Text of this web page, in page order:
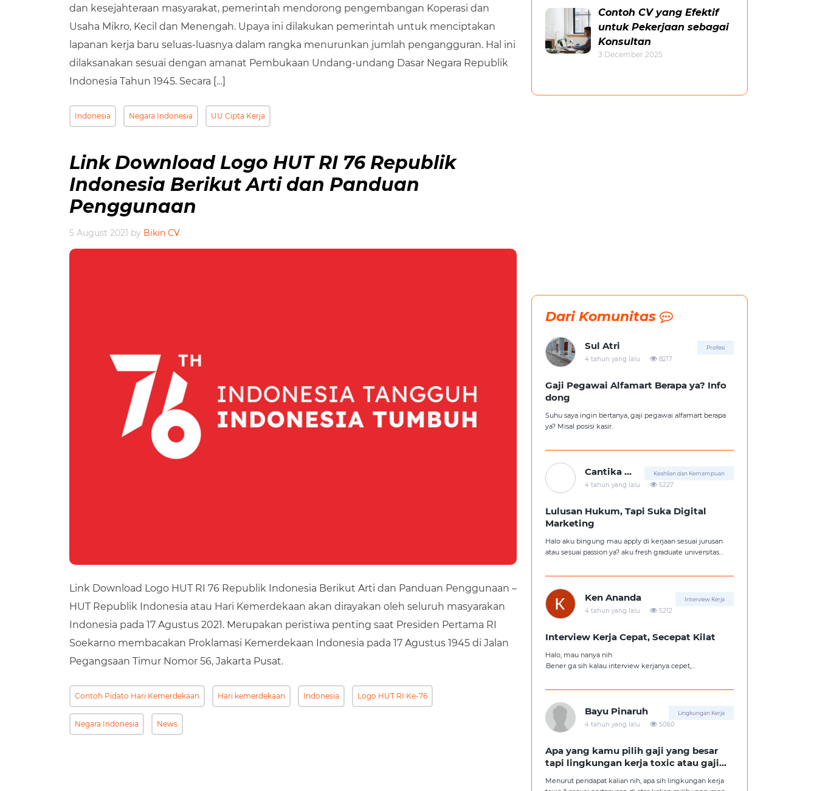
dan kesejahteraan masyarakat, pemerintah mendorong pengembangan Koperasi dan
Usaha Mikro, Kecil dan Menengah. Upaya ini dilakukan pemerintah untuk menciptakan
lapanan kerja baru seluas-luasnya dalam rangka menurunkan jumlah pengangguran. Hal ini
dilaksanakan sesuai dengan amanat Pembukaan Undang-undang Dasar Negara Republik
Indonesia Tahun 1945. Secara […]
Indonesia Negara Indonesia UU Cipta Kerja
Link Download Logo HUT RI 76 Republik
Indonesia Berikut Arti dan Panduan
Penggunaan
5 August 2021 by Bikin CV
Link Download Logo HUT RI 76 Republik Indonesia Berikut Arti dan Panduan Penggunaan –
HUT Republik Indonesia atau Hari Kemerdekaan akan dirayakan oleh seluruh masyarakan
Indonesia pada 17 Agustus 2021. Merupakan peristiwa penting saat Presiden Pertama RI
Soekarno membacakan Proklamasi Kemerdekaan Indonesia pada 17 Agustus 1945 di Jalan
Pegangsaan Timur Nomor 56, Jakarta Pusat.
Contoh Pidato Hari Kemerdekaan Hari kemerdekaan Indonesia Logo HUT RI Ke-76
Negara Indonesia News
Contoh CV yang Efektif
untuk Pekerjaan sebagai
Konsultan
3 December 2025
Dari Komunitas
Sul Atri Profesi
4 tahun yang lalu . 8217
Gaji Pegawai Alfamart Berapa ya? Info
dong
Suhu saya ingin bertanya, gaji pegawai alfamart berapa
ya? Misal posisi kasir.
Cantika Putri Keahlian dan Kemampuan
4 tahun yang lalu . 5227
Lulusan Hukum, Tapi Suka Digital
Marketing
Halo aku bingung mau apply di kerjaan sesuai jurusan
atau sesuai passion ya? aku fresh graduate universitas
marketing. Ortuku tentu kasi saran biar aku ambil
Ken Ananda Interview Kerja
4 tahun yang lalu . 5212
Interview Kerja Cepat, Secepat Kilat
Halo, mau nanya nih
Bener ga sih kalau interview kerjanya cepet,
Tolong pencerahannya dong kakak-kakak semua,
Bayu Pinaruh Lingkungan Kerja
4 tahun yang lalu . 5060
Apa yang kamu pilih gaji yang besar
tapi lingkungan kerja toxic atau gaji
nyaman
Menurut pendapat kalian nih, apa sih lingkungan kerja